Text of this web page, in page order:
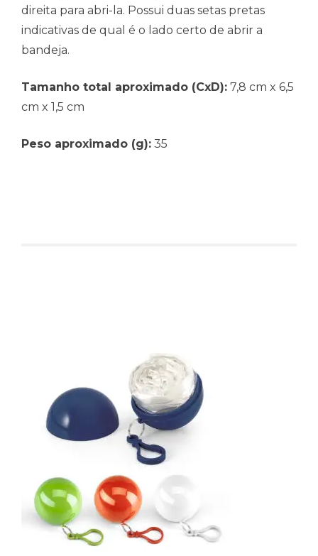
direita para abri-la. Possui duas setas pretas
indicativas de qual é o lado certo de abrir a
bandeja.
Tamanho total aproximado (CxD): 7,8 cm x 6,5
cm x 1,5 cm
Peso aproximado (g): 35